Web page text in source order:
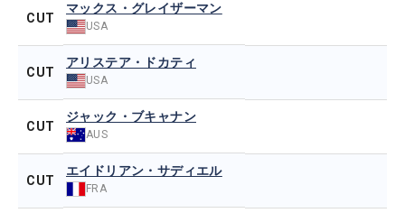
CUT
マックス・グレイザーマン
USA
CUT
アリステア・ドカティ
USA
CUT
ジャック・ブキャナン
AUS
CUT
エイドリアン・サディエル
FRA